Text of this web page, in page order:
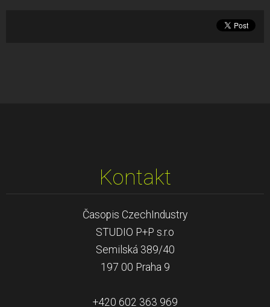
Kontakt
Časopis CzechIndustry
STUDIO P+P s.r.o
Semilská 389/40
197 00 Praha 9
+420 602 363 969